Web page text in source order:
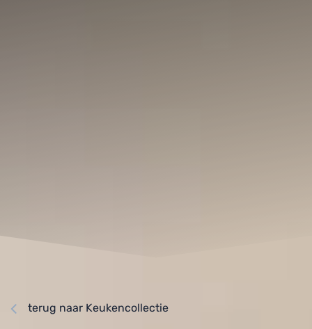
terug naar Keukencollectie